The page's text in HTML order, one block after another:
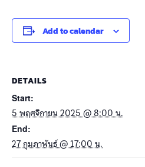
Add to calendar
DETAILS
Start:
5 พฤศจิกายน 2025 @ 8:00 น.
End:
27 กุมภาพันธ์ @ 17:00 น.